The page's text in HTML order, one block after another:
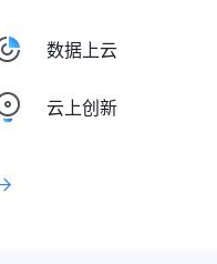
数据上云
云上创新